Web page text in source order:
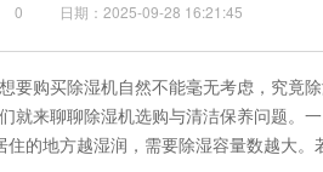
0 日期：2025-09-28 16:21:45
要购买除湿机自然不能毫无考虑，究竟
就来聊聊除湿机选购与清洁保养问题。
的地方越湿润，需要除湿容量数越大。